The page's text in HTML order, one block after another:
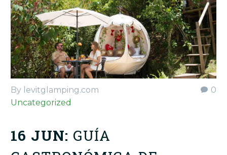
0
By levitglamping.com
Uncategorized
16 JUN: GUÍA